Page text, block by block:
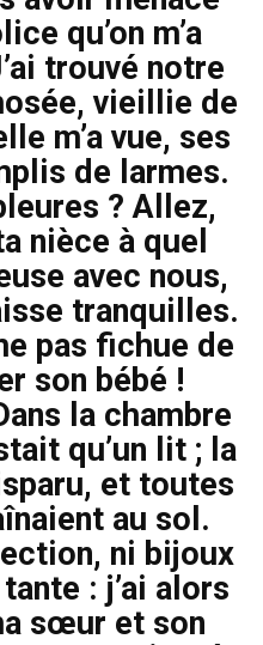
qu’on m’a
trouvé notre
vieillie de
m’a vue, ses
de larmes.
? Allez,
nièce à quel
avec nous,
tranquilles.
pas fichue de
son bébé !
la chambre
qu’un lit ; la
et toutes
au sol.
ni bijoux
: j’ai alors
sœur et son